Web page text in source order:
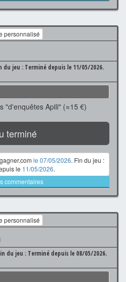
personnalisé
du jeu : Terminé depuis le 11/05/2026.
"d'enquêtes Apili" (≈15 €)
terminé
le 07/05/2026. Fin du jeu :
le 11/05/2026.
commentaires
personnalisé
du jeu : Terminé depuis le 08/05/2026.